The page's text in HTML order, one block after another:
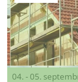
04. - 05.